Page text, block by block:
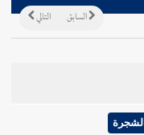
التالي السابق